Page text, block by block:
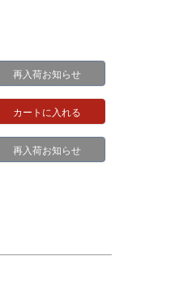
再入荷お知らせ
カートに入れる
再入荷お知らせ